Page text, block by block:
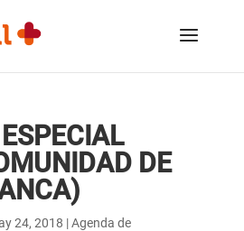
DE
24, 2018 |Agenda de